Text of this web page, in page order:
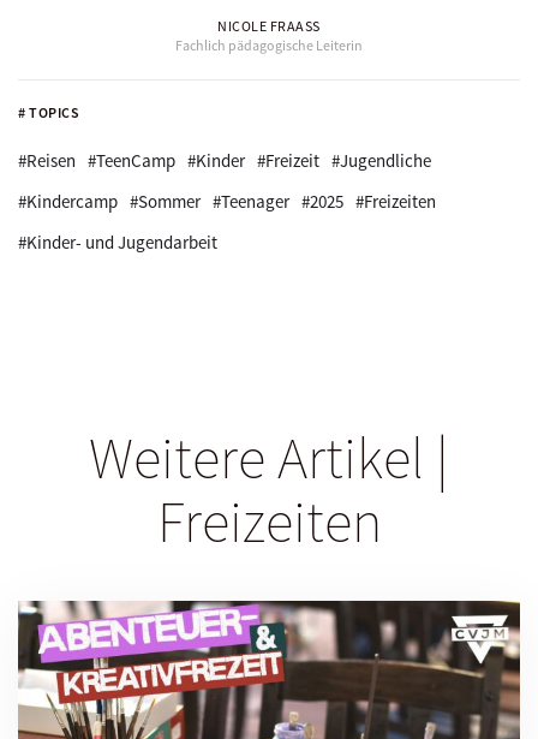
# TOPICS
#Reisen #TeenCamp #Kinder #Freizeit #Jugendliche
#Kindercamp #Sommer #Teenager #2025 #Freizeiten
#Kinder- und Jugendarbeit
NICOLE FRAASS
Fachlich pädagogische Leiterin
Weitere Artikel |
Freizeiten